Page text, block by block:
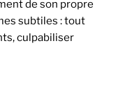
de son propre
subtiles : tout
culpabiliser